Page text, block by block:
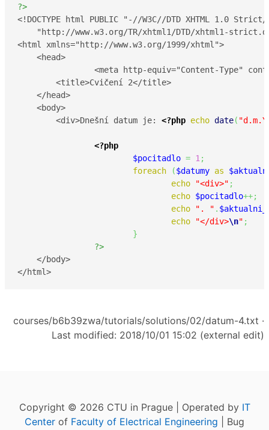
?>
<!DOCTYPE html PUBLIC "-//W3C//DTD XHTML 1.0
"http://www.w3.org/TR/xhtml1/DTD/xhtml1-
<html xmlns="http://www.w3.org/1999/xhtml">
    <head>
        <title>Cvičení 2</title>
    </head>
    <body>
        <div>Dnešní datum je:
<?php echo date(
<?php
$pocitadlo = 1 ;
foreach
($datumy as
echo
"<div>" ;
echo $pocitadlo++;
echo
". " .
echo
"</div>\n" ;
}
?>
    </body>
</html>
courses/b6b39zwa/tutorials/solutions/02/datum-4.txt ·
Last modified: 2018/10/01 15:02 (external edit)
Copyright © 2026 CTU in Prague | Operated by IT
Center of Faculty of Electrical Engineering | Bug